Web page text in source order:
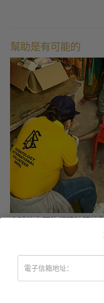
幫助是有可能的
供志願牧師行動時所需的